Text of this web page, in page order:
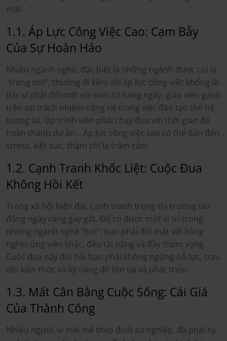
mặt.
1.1. Áp Lực Công Việc Cao: Cạm Bẫy
Của Sự Hoàn Hảo
Nhiều ngành nghề, đặc biệt là những ngành được coi là
"trong mơ", thường đi kèm với áp lực công việc khổng lồ.
Bác sĩ phải đối mặt với sinh tử hàng ngày, giáo viên gánh
trên vai trách nhiệm nặng nề trong việc đào tạo thế hệ
tương lai, lập trình viên phải chạy đua với thời gian để
hoàn thành dự án... Áp lực công việc cao có thể dẫn đến
stress, kiệt sức, thậm chí là trầm cảm.
1.2. Cạnh Tranh Khốc Liệt: Cuộc Đua
Không Hồi Kết
Trong xã hội hiện đại, cạnh tranh trong thị trường lao
động ngày càng gay gắt. Để có được một vị trí trong
những ngành nghề "hot", bạn phải đối mặt với hàng
nghìn ứng viên khác, đều tài năng và đầy tham vọng.
Cuộc đua này đòi hỏi bạn phải không ngừng nỗ lực, trau
dồi kiến thức và kỹ năng để tồn tại và phát triển.
1.3. Mất Cân Bằng Cuộc Sống: Cái Giá
Của Thành Công
Nhiều người, vì mải mê theo đuổi sự nghiệp, đã phải hy